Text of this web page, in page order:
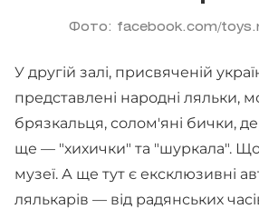
Фото: facebook.com/
У другій залі, присвяченій
представлені народні ляльки,
брязкальця, солом'яні бички,
ще — "хихички" та "шуркала".
музеї. А ще тут є ексклюзивні
лялькарів — від радянських